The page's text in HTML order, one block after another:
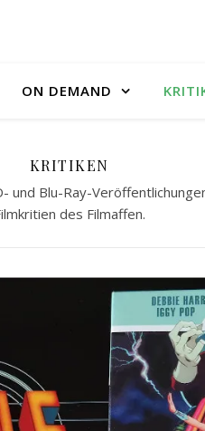
ON DEMAND
KRITIKEN
und Blu-Ray-
des Filmaffen.